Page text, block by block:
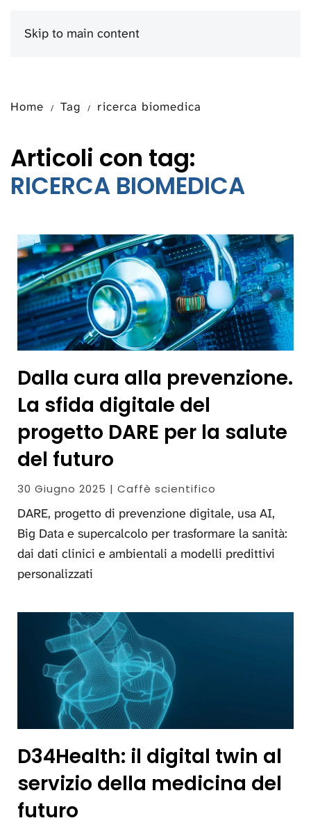
Skip to main content
Home Tag ricerca biomedica
Articoli con tag:
RICERCA BIOMEDICA
Dalla cura alla prevenzione.
La sfida digitale del
progetto DARE per la salute
del futuro
30 Giugno 2025 | Caffè scientifico
DARE, progetto di prevenzione digitale, usa AI,
Big Data e supercalcolo per trasformare la sanità:
dai dati clinici e ambientali a modelli predittivi
personalizzati
D34Health: il digital twin al
servizio della medicina del
futuro